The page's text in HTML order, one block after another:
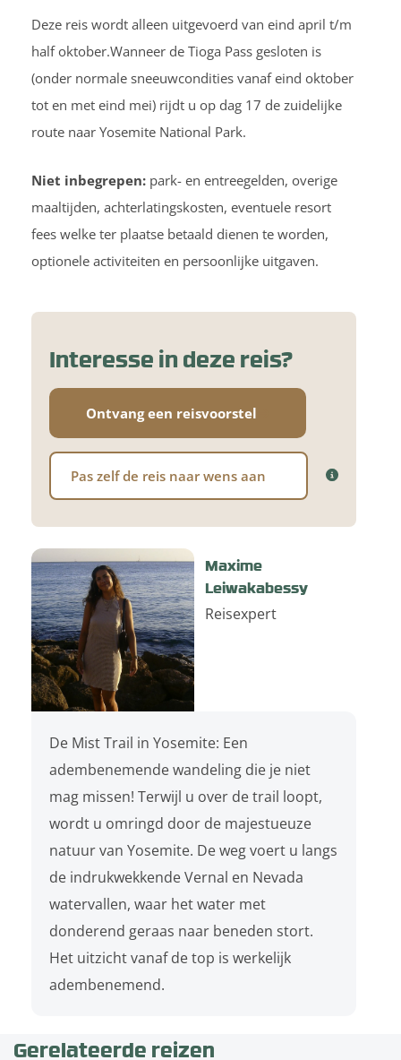
Deze reis wordt alleen uitgevoerd van eind april t/m
half oktober.Wanneer de Tioga Pass gesloten is
(onder normale sneeuwcondities vanaf eind oktober
tot en met eind mei) rijdt u op dag 17 de zuidelijke
route naar Yosemite National Park.
Niet inbegrepen: park- en entreegelden, overige
maaltijden, achterlatingskosten, eventuele resort
fees welke ter plaatse betaald dienen te worden,
optionele activiteiten en persoonlijke uitgaven.
Interesse in deze reis?
Ontvang een reisvoorstel
Pas zelf de reis naar wens aan
Maxime
Leiwakabessy
Reisexpert
De Mist Trail in Yosemite: Een
adembenemende wandeling die je niet
mag missen! Terwijl u over de trail loopt,
wordt u omringd door de majestueuze
natuur van Yosemite. De weg voert u langs
de indrukwekkende Vernal en Nevada
watervallen, waar het water met
donderend geraas naar beneden stort.
Het uitzicht vanaf de top is werkelijk
adembenemend.
Gerelateerde reizen